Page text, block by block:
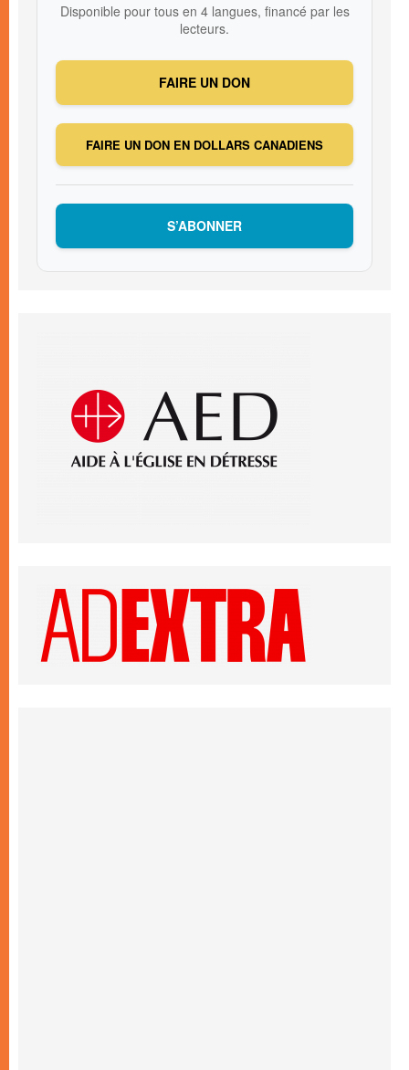
Disponible pour tous en 4 langues, financé par les
lecteurs.
FAIRE UN DON
FAIRE UN DON EN DOLLARS CANADIENS
S’ABONNER